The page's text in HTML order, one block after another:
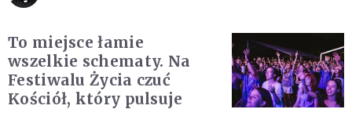
To miejsce łamie
wszelkie schematy. Na
Festiwalu Życia czuć
Kościół, który pulsuje